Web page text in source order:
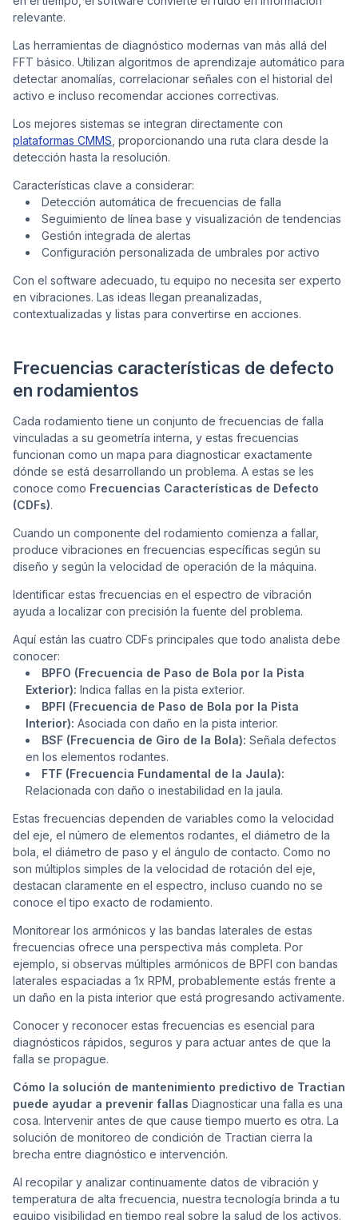
relevante.
Las herramientas de diagnóstico modernas van más allá del
FFT básico. Utilizan algoritmos de aprendizaje automático para
detectar anomalías, correlacionar señales con el historial del
activo e incluso recomendar acciones correctivas.
Los mejores sistemas se integran directamente con
plataformas CMMS , proporcionando una ruta clara desde la
detección hasta la resolución.
Características clave a considerar:
Detección automática de frecuencias de falla
Seguimiento de línea base y visualización de tendencias
Gestión integrada de alertas
Configuración personalizada de umbrales por activo
Con el software adecuado, tu equipo no necesita ser experto
en vibraciones. Las ideas llegan preanalizadas,
contextualizadas y listas para convertirse en acciones.
Frecuencias características de defecto
en rodamientos
Cada rodamiento tiene un conjunto de frecuencias de falla
vinculadas a su geometría interna, y estas frecuencias
funcionan como un mapa para diagnosticar exactamente
dónde se está desarrollando un problema. A estas se les
conoce como Frecuencias Características de Defecto
(CDFs).
Cuando un componente del rodamiento comienza a fallar,
produce vibraciones en frecuencias específicas según su
diseño y según la velocidad de operación de la máquina.
Identificar estas frecuencias en el espectro de vibración
ayuda a localizar con precisión la fuente del problema.
Aquí están las cuatro CDFs principales que todo analista debe
conocer:
BPFO (Frecuencia de Paso de Bola por la Pista
Exterior): Indica fallas en la pista exterior.
BPFI (Frecuencia de Paso de Bola por la Pista
Interior): Asociada con daño en la pista interior.
BSF (Frecuencia de Giro de la Bola): Señala defectos
en los elementos rodantes.
FTF (Frecuencia Fundamental de la Jaula):
Relacionada con daño o inestabilidad en la jaula.
Estas frecuencias dependen de variables como la velocidad
del eje, el número de elementos rodantes, el diámetro de la
bola, el diámetro de paso y el ángulo de contacto. Como no
son múltiplos simples de la velocidad de rotación del eje,
destacan claramente en el espectro, incluso cuando no se
conoce el tipo exacto de rodamiento.
Monitorear los armónicos y las bandas laterales de estas
frecuencias ofrece una perspectiva más completa. Por
ejemplo, si observas múltiples armónicos de BPFI con bandas
laterales espaciadas a 1x RPM, probablemente estás frente a
un daño en la pista interior que está progresando activamente.
Conocer y reconocer estas frecuencias es esencial para
diagnósticos rápidos, seguros y para actuar antes de que la
falla se propague.
Cómo la solución de mantenimiento predictivo de Tractian
puede ayudar a prevenir fallas Diagnosticar una falla es una
cosa. Intervenir antes de que cause tiempo muerto es otra. La
solución de monitoreo de condición de Tractian cierra la
brecha entre diagnóstico e intervención.
Al recopilar y analizar continuamente datos de vibración y
temperatura de alta frecuencia, nuestra tecnología brinda a tu
equipo visibilidad en tiempo real sobre la salud de los activos.